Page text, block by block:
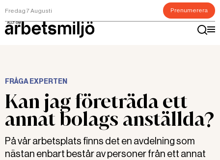
Fredag 7 Augusti Prenumerera
FRÅGA EXPERTEN
Kan jag företräda ett
annat bolags anställda?
På vår arbetsplats finns det en avdelning som
nästan enbart består av personer från ett annat